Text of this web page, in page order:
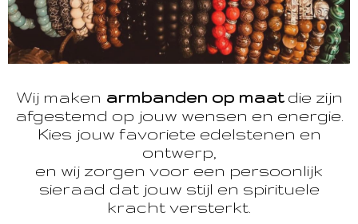
Wij maken armbanden op maatdie zijn
afgestemd op jouw wensen en energie.
Kies jouw favoriete edelstenen en
ontwerp,
en wij zorgen voor een persoonlijk
sieraad dat jouw stijl en spirituele
kracht versterkt.